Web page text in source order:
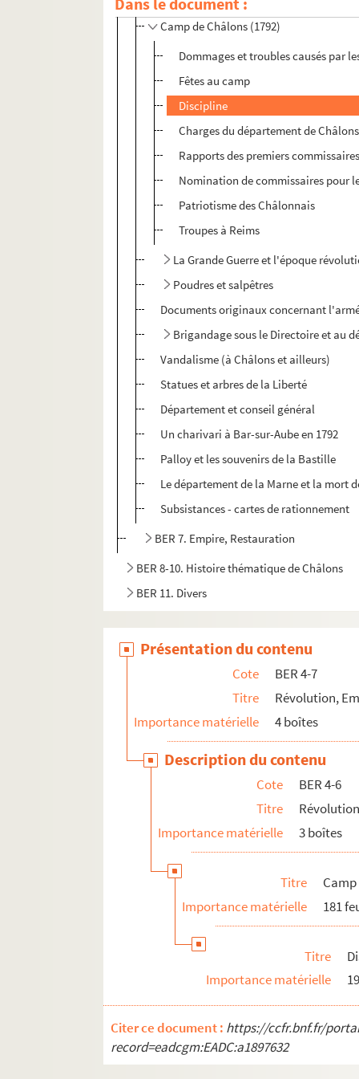
Camp de Châlons (1792)
Dommages et troubles causés par
Fêtes au camp
Discipline
Charges du département de
Rapports des premiers
Nomination de commissaires pour
Patriotisme des Châlonnais
Troupes à Reims
La Grande Guerre et l'époque
Poudres et salpêtres
Documents originaux concernant
Brigandage sous le Directoire et au
Vandalisme (à Châlons et ailleurs)
Statues et arbres de la Liberté
Département et conseil général
Un charivari à Bar-sur-Aube en 1792
Palloy et les souvenirs de la Bastille
Le département de la Marne et la mort
Subsistances - cartes de rationnement
BER 7. Empire, Restauration
BER 8-10. Histoire thématique de Châlons
BER 11. Divers
Présentation du contenu
Cote
BER 4-7
Titre
Révolution,
Importance matérielle
4 boîtes
Description du contenu
Cote
BER 4-6
Titre
Importance matérielle
3 boîtes
Titre
Importance matérielle
181
Titre
Importance matérielle
Citer ce document : https://ccfr.bnf.fr/
record=eadcgm:EADC:a1897632